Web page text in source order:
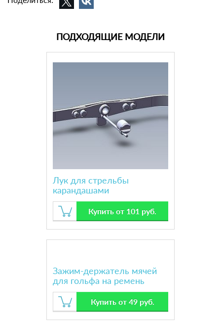
ПОДХОДЯЩИЕ МОДЕЛИ
Лук для стрельбы
карандашами
Купить от 101 руб.
Зажим-держатель мячей
для гольфа на ремень
Купить от 49 руб.